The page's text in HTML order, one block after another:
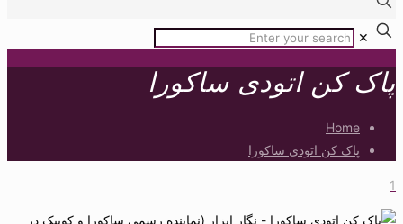
✕
پاک کن اتودی ساکورا
Home
پاک کن اتودی ساکورا
1